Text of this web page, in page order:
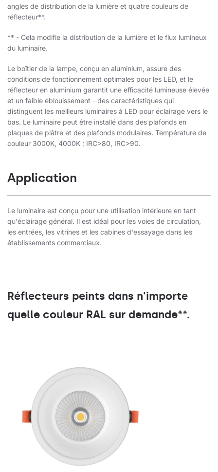
angles de distribution de la lumière et quatre couleurs de
réflecteur**.
** - Cela modifie la distribution de la lumière et le flux lumineux
du luminaire.
Le boîtier de la lampe, conçu en aluminium, assure des
conditions de fonctionnement optimales pour les LED, et le
réflecteur en aluminium garantit une efficacité lumineuse élevée
et un faible éblouissement - des caractéristiques qui
distinguent les meilleurs luminaires à LED pour éclairage vers le
bas. Le luminaire peut être installé dans des plafonds en
plaques de plâtre et des plafonds modulaires. Température de
couleur 3000K, 4000K ; IRC>80, IRC>90.
Application
Le luminaire est conçu pour une utilisation intérieure en tant
qu'éclairage général. Il est idéal pour les voies de circulation,
les entrées, les vitrines et les cabines d'essayage dans les
établissements commerciaux.
Réflecteurs peints dans n'importe
quelle couleur RAL sur demande**.